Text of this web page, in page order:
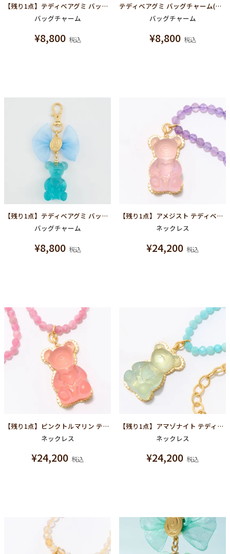
【残り1点】テディベアグミ バッグチャーム(レモン)
バッグチャーム
¥8,800 税込
テディベアグミ バッグチャーム(ミント)
バッグチャーム
¥8,800 税込
【残り1点】テディベアグミ バッグチャーム(ソーダ)
バッグチャーム
¥8,800 税込
【残り1点】アメジスト テディベア ハードグミ ネックレス（グレープ）
ネックレス
¥24,200 税込
【残り1点】ピンクトルマリン テディベア ハードグミ ネックレス（ストロベリー）
ネックレス
¥24,200 税込
【残り1点】アマゾナイト テディベア ハードグミ ネックレス（ソーダ）
ネックレス
¥24,200 税込